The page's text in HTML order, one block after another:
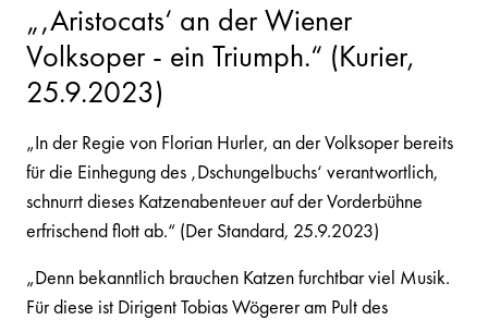
„‚Aristocats‘ an der Wiener
Volksoper - ein Triumph.“ (Kurier,
25.9.2023)
„In der Regie von Florian Hurler, an der Volksoper bereits
für die Einhegung des ‚Dschungelbuchs‘ verantwortlich,
schnurrt dieses Katzenabenteuer auf der Vorderbühne
erfrischend flott ab.“ (Der Standard, 25.9.2023)
„Denn bekanntlich brauchen Katzen furchtbar viel Musik.
Für diese ist Dirigent Tobias Wögerer am Pult des